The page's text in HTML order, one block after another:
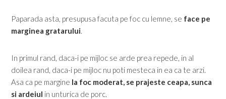
Paparada asta, presupusa facuta pe foc cu lemne, se face pe
marginea gratarului
In primul rand, daca-i pe mijloc se arde prea repede, in al
doilea rand, daca-i pe mijloc nu poti mesteca in ea ca te arzi.
Asa ca pe margine la foc moderat, se prajeste ceapa, sunca
si ardeiul in unturica de porc.